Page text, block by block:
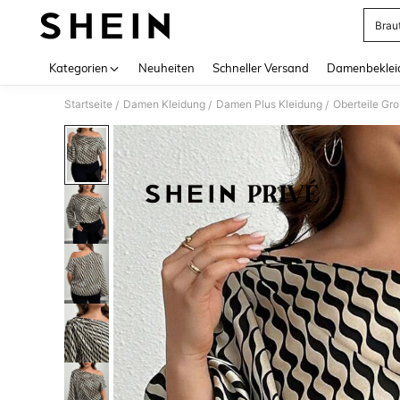
Kategorien Neuheiten Schneller Versand
Startseite / Damen Kleidung / Damen Plus Kleidung / Oberteile